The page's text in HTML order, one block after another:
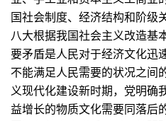
国社会制度、经济结构和阶级
八大根据我国社会主义改造基
要矛盾是人民对于经济文化迅
不能满足人民需要的状况之间
义现代化建设新时期，党明确
益增长的物质文化需要同落后